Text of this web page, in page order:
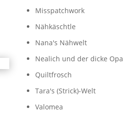
Misspatchwork
Nähkäschtle
Nana's Nähwelt
Nealich und der dicke Opa
Quiltfrosch
Tara's (Strick)-Welt
Valomea